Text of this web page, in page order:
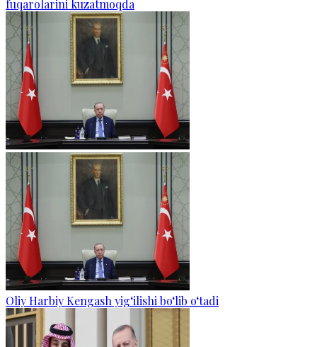
fuqarolarini kuzatmoqda
Oliy Harbiy Kengash yig‘ilishi bo‘lib o‘tadi